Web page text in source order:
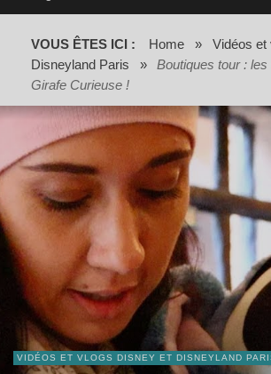
VOUS ÊTES ICI : Home »
Vidéos et
Disneyland Paris
»
Boutiques tour :
Girafe Curieuse !
VIDÉOS ET VLOGS DISNEY ET DISNEYLAND